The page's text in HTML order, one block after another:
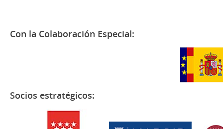
Con la Colaboración Especial:
Socios estratégicos: